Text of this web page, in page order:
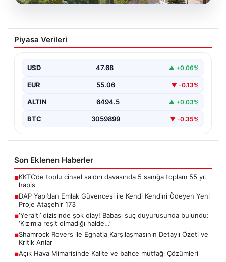
06.08.2026
DAP Yapı’dan Emlak Güvencesi ile Kendi
Kendini Ödeyen Yeni Proje Ataşehir 173
çeken DAP Gayrimenkul Geliştirme, müşterilerine
sunduğu yeni yaşam modeliyle…
Piyasa Verileri
USD 47.68 ▲ +0.06%
EUR 55.06 ▼ -0.13%
ALTIN 6494.5 ▲ +0.03%
BTC 3059899 ▼ -0.35%
Son Eklenen Haberler
■KKTC’de toplu cinsel saldırı davasında 5 sanığa toplam 55 yıl
hapis
■DAP Yapı’dan Emlak Güvencesi ile Kendi Kendini Ödeyen Yeni
Proje Ataşehir 173
■‘Yeraltı’ dizisinde şok olay! Babası suç duyurusunda bulundu:
‘Kızımla reşit olmadığı halde…’
■Shamrock Rovers ile Egnatia Karşılaşmasının Detaylı Özeti ve
Kritik Anlar
■Açık Hava Mimarisinde Kalite ve bahçe mutfağı Çözümleri